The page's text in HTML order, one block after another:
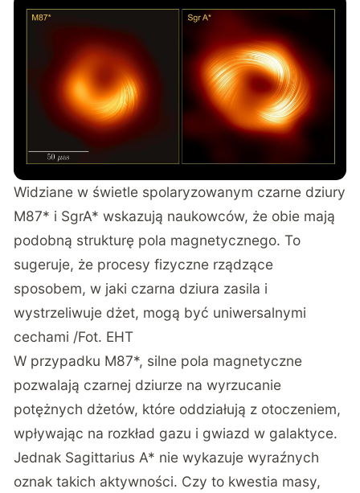
Widziane w świetle spolaryzowanym czarne dziury
M87* i SgrA* wskazują naukowców, że obie mają
podobną strukturę pola magnetycznego. To
sugeruje, że procesy fizyczne rządzące
sposobem, w jaki czarna dziura zasila i
wystrzeliwuje dżet, mogą być uniwersalnymi
cechami /Fot. EHT
W przypadku M87*, silne pola magnetyczne
pozwalają czarnej dziurze na wyrzucanie
potężnych dżetów, które oddziałują z otoczeniem,
wpływając na rozkład gazu i gwiazd w galaktyce.
Jednak Sagittarius A* nie wykazuje wyraźnych
oznak takich aktywności. Czy to kwestia masy,